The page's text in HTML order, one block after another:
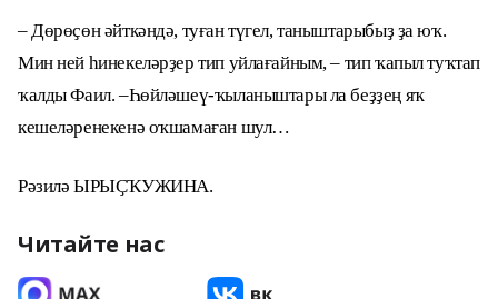
– Дөрөҫөн әйткәндә, туған түгел, таныштарыбыҙ ҙа юҡ.
Мин ней һинекеләрҙер тип уйлағайным, – тип ҡапыл туҡтап
ҡалды Фаил. –Һөйләшеү-ҡыланыштары ла беҙҙең яҡ
кешеләренекенә оҡшамаған шул…
Рәзилә ЫРЫҪҠУЖИНА.
Читайте нас